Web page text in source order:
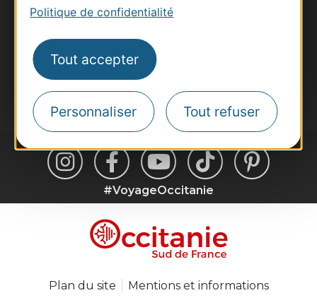
Politique de confidentialité
Tout accepter
Personnaliser Tout refuser
Destination Sport
Inscrivez-vous à la lettre d'information
Destination Occitanie pour recevoir des
suggestions de séjours, de visites et de sorties.
Je m'abonne
#VoyageOccitanie
Plan du site Mentions et informations